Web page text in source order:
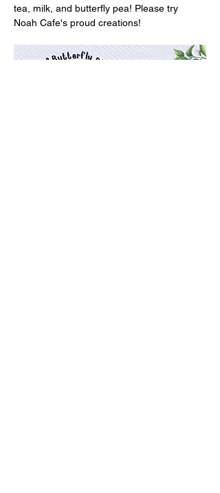
tea, milk, and butterfly pea! Please try
Noah Cafe's proud creations!